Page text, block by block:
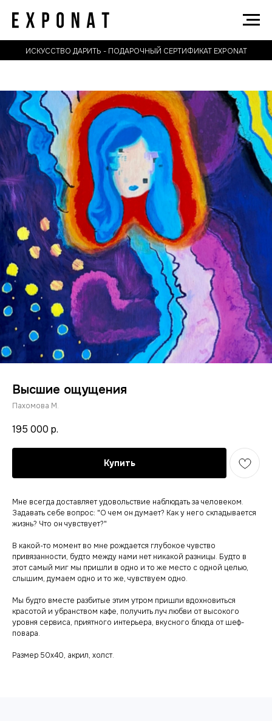
ИСКУССТВО ДАРИТЬ - ПОДАРОЧНЫЙ СЕРТИФИКАТ EXPONAT
Высшие ощущения
Пахомова М.
195 000 р.
Купить
Мне всегда доставляет удовольствие наблюдать за человеком.
Задавать себе вопрос: "О чем он думает? Как у него складывается
жизнь? Что он чувствует?"
В какой-то момент во мне рождается глубокое чувство
привязанности, будто между нами нет никакой разницы. Будто в
этот самый миг мы пришли в одно и то же место с одной целью,
слышим, думаем одно и то же, чувствуем одно.
Мы будто вместе разбитые этим утром пришли вдохновиться
красотой и убранством кафе, получить луч любви от высокого
уровня сервиса, приятного интерьера, вкусного блюда от шеф-
повара.
Размер 50х40, акрил, холст.